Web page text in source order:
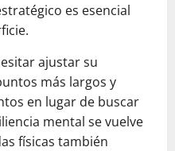
es esencial
ajustar su
más largos y
en lugar de buscar
mental se vuelve
físicas también